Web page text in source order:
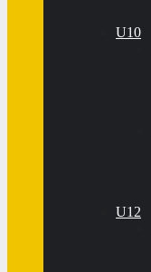
U10
U12